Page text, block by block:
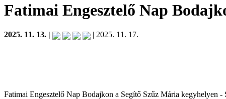
Fatimai Engesztelő Nap
2025. 11. 13. | | 2025. 11. 17.
Fatimai Engesztelő Nap Bodajkon a Segítő Szűz Mária kegyhelyen -